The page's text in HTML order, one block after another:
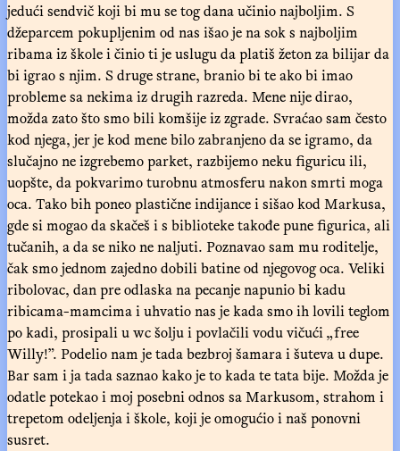
jedući sendvič koji bi mu se tog dana učinio najboljim. S
džeparcem pokupljenim od nas išao je na sok s najboljim
ribama iz škole i činio ti je uslugu da platiš žeton za bilijar da
bi igrao s njim. S druge strane, branio bi te ako bi imao
probleme sa nekima iz drugih razreda. Mene nije dirao,
možda zato što smo bili komšije iz zgrade. Svraćao sam često
kod njega, jer je kod mene bilo zabranjeno da se igramo, da
slučajno ne izgrebemo parket, razbijemo neku figuricu ili,
uopšte, da pokvarimo turobnu atmosferu nakon smrti moga
oca. Tako bih poneo plastične indijance i sišao kod Markusa,
gde si mogao da skačeš i s biblioteke takođe pune figurica, ali
tučanih, a da se niko ne naljuti. Poznavao sam mu roditelje,
čak smo jednom zajedno dobili batine od njegovog oca. Veliki
ribolovac, dan pre odlaska na pecanje napunio bi kadu
ribicama-mamcima i uhvatio nas je kada smo ih lovili teglom
po kadi, prosipali u wc šolju i povlačili vodu vičući „free
Willy!”. Podelio nam je tada bezbroj šamara i šuteva u dupe.
Bar sam i ja tada saznao kako je to kada te tata bije. Možda je
odatle potekao i moj posebni odnos sa Markusom, strahom i
trepetom odeljenja i škole, koji je omogućio i naš ponovni
susret.